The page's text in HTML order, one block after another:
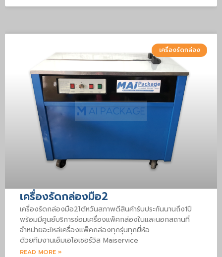
เครื่องรัดกล่อง
เครื่องรัดกล่องมือ2
เครื่องรัดกล่องมือ2ไต้หวันสภาพดีสินค้ารับประกันนานถึง1ปี
พร้อมมีศูนย์บริการซ่อมเครื่องแพ็คกล่องในและนอกสถานที่
จำหน่ายอะไหล่เครื่องแพ็คกล่องทุกรุ่นทุกยี่ห้อ
ด้วยทีมงานเอ็มเอไอเซอร์วิส Maiservice
READ MORE »